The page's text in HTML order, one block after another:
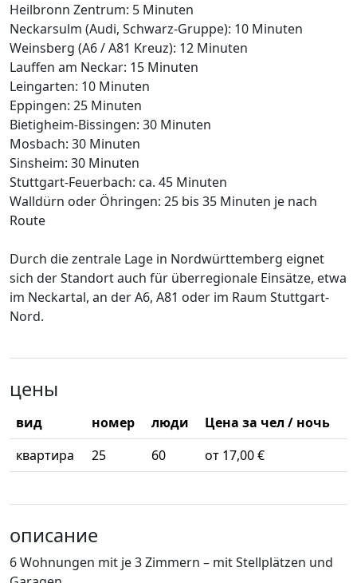
Heilbronn Zentrum: 5 Minuten
Neckarsulm (Audi, Schwarz-Gruppe): 10 Minuten
Weinsberg (A6 / A81 Kreuz): 12 Minuten
Lauffen am Neckar: 15 Minuten
Leingarten: 10 Minuten
Eppingen: 25 Minuten
Bietigheim-Bissingen: 30 Minuten
Mosbach: 30 Minuten
Sinsheim: 30 Minuten
Stuttgart-Feuerbach: ca. 45 Minuten
Walldürn oder Öhringen: 25 bis 35 Minuten je nach
Route
Durch die zentrale Lage in Nordwürttemberg eignet
sich der Standort auch für überregionale Einsätze, etwa
im Neckartal, an der A6, A81 oder im Raum Stuttgart-
Nord.
цены
вид номер люди
Цена за чел / ночь
квартира
25 60 от 17,00 €
описание
6 Wohnungen mit je 3 Zimmern – mit Stellplätzen und